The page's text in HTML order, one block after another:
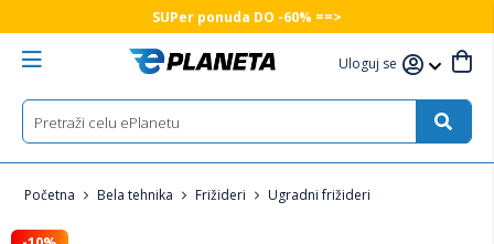
SUPer ponuda DO -60% ==>
Uloguj se
Početna Bela tehnika Frižideri Ugradni frižideri